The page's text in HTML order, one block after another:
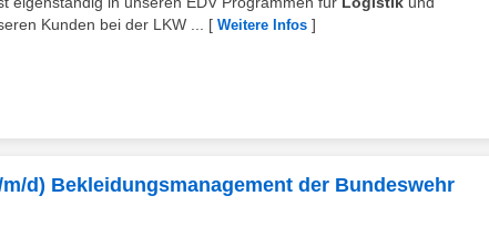
Kunden bei der LKW ...
[ Weitere Infos ]
d) Bekleidungsmanagement der Bundeswehr